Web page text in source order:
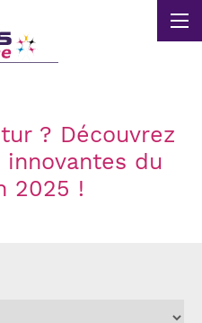
? Découvrez
du
2025 !